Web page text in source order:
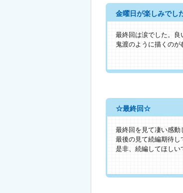
金曜日が楽しみでし
最終回は涙でした。良
鬼渡のように描くのが
☆最終回☆
最終回を見て凄い感動
最後の見て続編期待し
是非、続編してほしい